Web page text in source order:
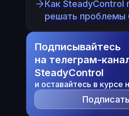
Как SteadyControl
решать проблемы
Подписывайтесь
на телеграм-
SteadyControl
и оставайтесь в курсе